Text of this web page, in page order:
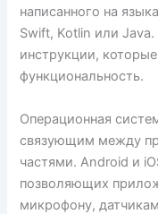
написанного на
Swift, Kotlin или
инструкции,
функциональность.
Операционная
связующим между
частями. Android и
позволяющих
микрофону,